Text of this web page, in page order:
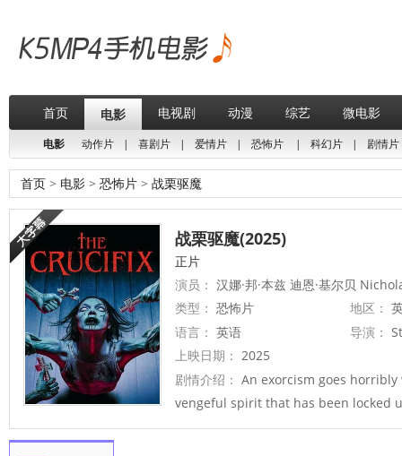
首页 电影 电视剧 动漫 综艺 微电影
电影 动作片 | 喜剧片 | 爱情片 | 恐怖片 | 科幻片 | 剧情片
首页 > 电影 > 恐怖片 > 战栗驱魔
战栗驱魔(2025)
正片
演员： 汉娜·邦·本兹 迪恩·基尔贝
类型： 恐怖片 地区：
语言： 英语 导演：
上映日期： 2025
剧情介绍： An exorcism goes
vengeful spirit that has been locked